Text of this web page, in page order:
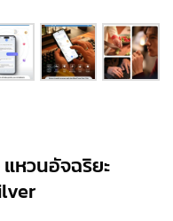
หวนอัจฉริยะ